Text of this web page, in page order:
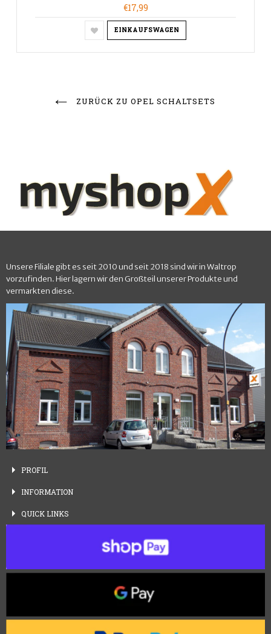
€17,99
EINKAUFSWAGEN
ZURÜCK ZU OPEL SCHALTSETS
Unsere Filiale gibt es seit 2010 und seit 2018 sind wir in Waltrop
vorzufinden. Hier lagern wir den Großteil unserer Produkte und
vermarkten diese.
PROFIL
INFORMATION
QUICK LINKS